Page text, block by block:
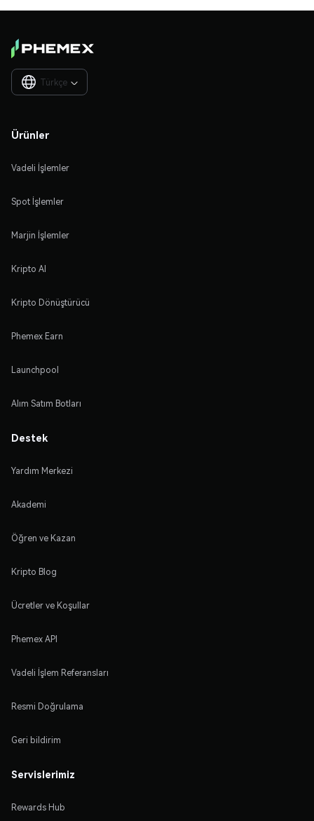
Türkçe 
Ürünler
Vadeli İşlemler
Spot İşlemler
Marjin İşlemler
Kripto Al
Kripto Dönüştürücü
Phemex Earn
Launchpool
Alım Satım Botları
Destek
Yardım Merkezi
Akademi
Öğren ve Kazan
Kripto Blog
Ücretler ve Koşullar
Phemex API
Vadeli İşlem Referansları
Resmi Doğrulama
Geri bildirim
Servislerimiz
Rewards Hub